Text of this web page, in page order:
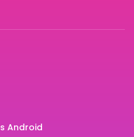
Android